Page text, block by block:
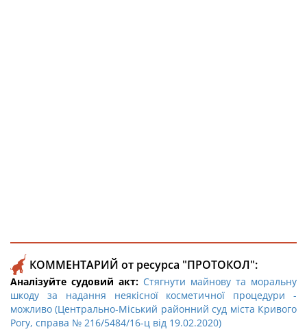
КОММЕНТАРИЙ от ресурса "ПРОТОКОЛ":
Аналізуйте судовий акт: Стягнути майнову та моральну
шкоду за надання неякісної косметичної процедури -
можливо (Центрально-Міський районний суд міста Кривого
Рогу, справа № 216/5484/16-ц від 19.02.2020)